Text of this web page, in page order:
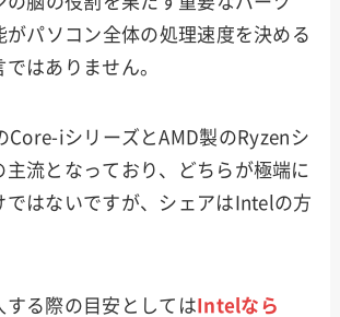
がパソコン全体の処理速度を決める
はありません。
Core-iシリーズとAMD製のRyzenシ
主流となっており、どちらが極端に
ではないですが、シェアはIntelの方
する際の目安としては Intelなら